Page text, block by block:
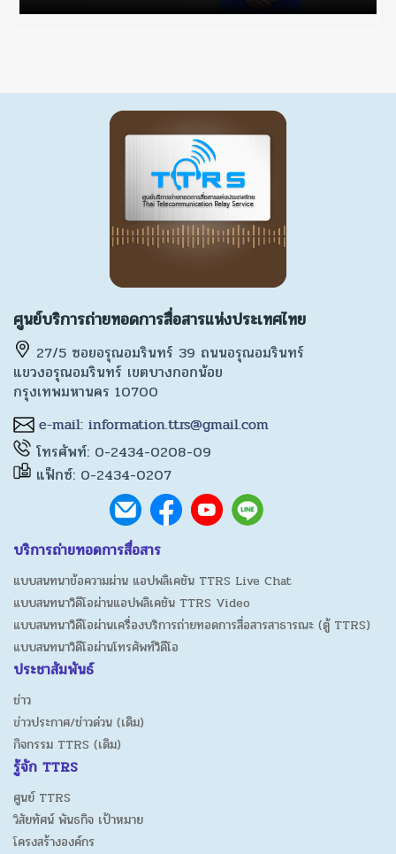
ศูนย์บริการถ่ายทอดการสื่อสารแห่งประเทศไทย
27/5 ซอยอรุณอมรินทร์ 39 ถนนอรุณอมรินทร์
แขวงอรุณอมรินทร์ เขตบางกอกน้อย
กรุงเทพมหานคร 10700
โทรศัพท์: 0-2434-0208-09
แฟ็กซ์: 0-2434-0207
บริการถ่ายทอดการสื่อสาร
แบบสนทนาข้อความผ่าน แอปพลิเคชัน TTRS Live Chat
แบบสนทนาวิดีโอผ่านแอปพลิเคชัน TTRS Video
แบบสนทนาวิดีโอผ่านเครื่องบริการถ่ายทอดการสื่อสารสาธารณะ (ตู้ TTRS)
แบบสนทนาวิดีโอผ่านโทรศัพท์วิดีโอ
ประชาสัมพันธ์
ข่าว
ข่าวประกาศ/ข่าวด่วน (เดิม)
กิจกรรม TTRS (เดิม)
รู้จัก TTRS
ศูนย์ TTRS
วิสัยทัศน์ พันธกิจ เป้าหมาย
โครงสร้างองค์กร